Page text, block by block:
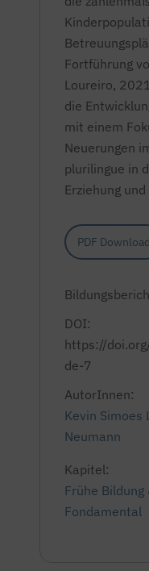
Fortführung
Loureiro,
die
mit einem
Neuerungen
plurilingue in
Erziehung
PDF Download
DOI:
https://
de-7
AutorInnen:
Kevin Simoes
Neumann
Kapitel:
Frühe Bildung
Fondamental